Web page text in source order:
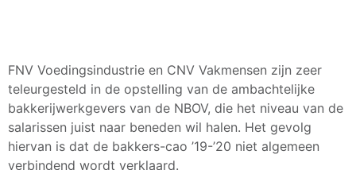
FNV Voedingsindustrie en CNV Vakmensen zijn zeer
teleurgesteld in de opstelling van de ambachtelijke
bakkerijwerkgevers van de NBOV, die het niveau van de
salarissen juist naar beneden wil halen. Het gevolg
hiervan is dat de bakkers-cao ’19-’20 niet algemeen
verbindend wordt verklaard.